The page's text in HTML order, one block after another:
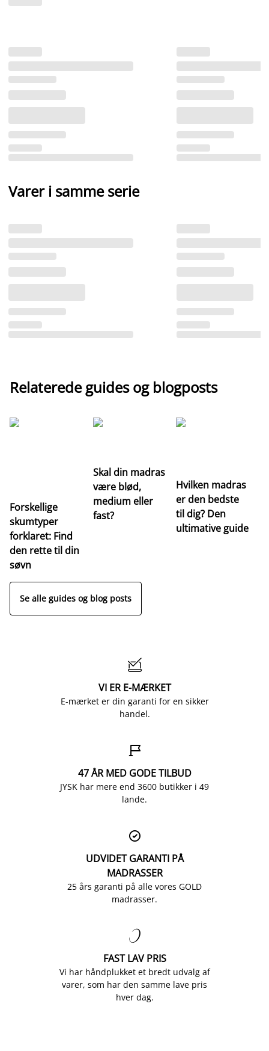
Varer i samme serie
Relaterede guides og blogposts
Forskellige
skumtyper
forklaret: Find
den rette til din
søvn
Skal din madras
være blød,
medium eller
fast?
Hvilken madras
er den bedste
til dig? Den
ultimative guide
Se alle guides og blog posts

VI ER E-MÆRKET
E-mærket er din garanti for en sikker
handel.

47 ÅR MED GODE TILBUD
JYSK har mere end 3600 butikker i 49
lande.

UDVIDET GARANTI PÅ
MADRASSER
25 års garanti på alle vores GOLD
madrasser.

FAST LAV PRIS
Vi har håndplukket et bredt udvalg af
varer, som har den samme lave pris
hver dag.